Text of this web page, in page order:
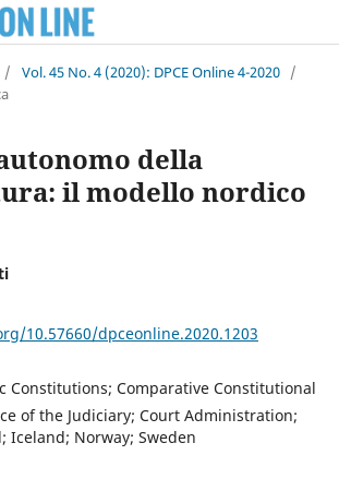
/ Vol. 45 No. 4 (2020): DPCE Online 4-2020 /
della
il modello nordico
10.57660/dpceonline.2020.1203
Constitutions; Comparative Constitutional
of the Judiciary; Court Administration;
Iceland; Norway; Sweden